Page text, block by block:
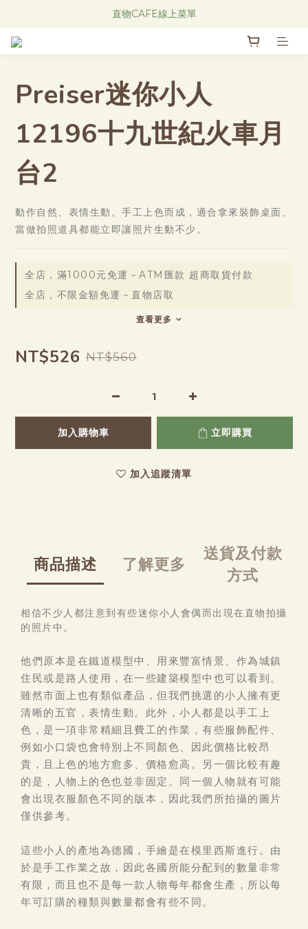
Research Notes 新品發售中！
直物CAFE線上菜單
Preiser迷你小人
12196十九世紀火車月
台2
動作自然、表情生動。手工上色而成，適合拿來裝飾桌面、
當做拍照道具都能立即讓照片生動不少。
全店，滿1000元免運－ATM匯款 超商取貨付款
全店，不限金額免運－直物店取
查看更多
NT$526 NT$560
加入購物車 立即購買
加入追蹤清單
商品描述 了解更多
送貨及付款
方式
相信不少人都注意到有些迷你小人會偶而出現在直物拍攝
的照片中。
他們原本是在鐵道模型中、用來豐富情景、作為城鎮
住民或是路人使用，在一些建築模型中也可以看到。
雖然市面上也有類似產品，但我們挑選的小人擁有更
清晰的五官，表情生動。此外，小人都是以手工上
色，是一項非常精細且費工的作業，有些服飾配件、
例如小口袋也會特別上不同顏色、因此價格比較昂
貴，且上色的地方愈多、價格愈高。另一個比較有趣
的是，人物上的色也並非固定。同一個人物就有可能
會出現衣服顏色不同的版本，因此我們所拍攝的圖片
僅供參考。
這些小人的產地為德國，手繪是在模里西斯進行。由
於是手工作業之故，因此各國所能分配到的數量非常
有限，而且也不是每一款人物每年都會生產，所以每
年可訂購的種類與數量都會有些不同。